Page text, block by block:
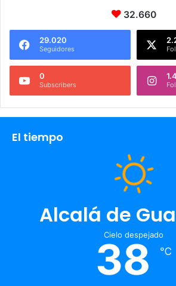
32.660
29.020
Seguidores
0
Subscribers
El tiempo
Alcalá de
Cielo despejado
38 ℃